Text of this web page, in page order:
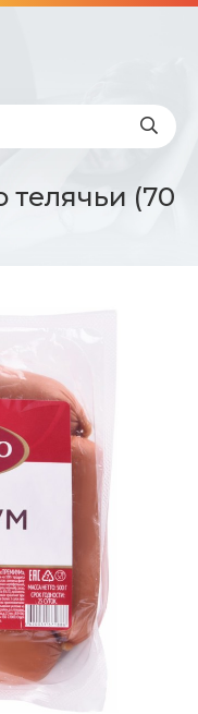
телячьи (70